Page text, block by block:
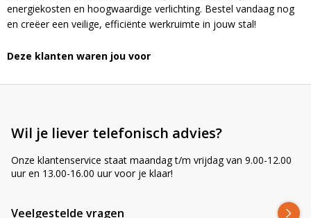
energiekosten en hoogwaardige verlichting. Bestel vandaag nog
en creëer een veilige, efficiënte werkruimte in jouw stal!
Deze klanten waren jou voor
Wil je liever telefonisch advies?
Onze klantenservice staat maandag t/m vrijdag van 9.00-12.00
uur en 13.00-16.00 uur voor je klaar!
Veelgestelde vragen